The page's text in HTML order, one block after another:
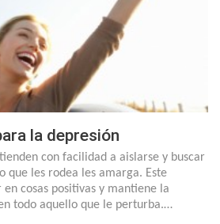
la depresión
con facilidad a aislarse y buscar
que les rodea les amarga. Este
cosas positivas y mantiene la
todo aquello que le perturba.…